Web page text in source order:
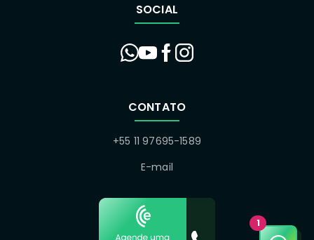
1
SOCIAL
CONTATO
+55 11 97695-1589
E-mail